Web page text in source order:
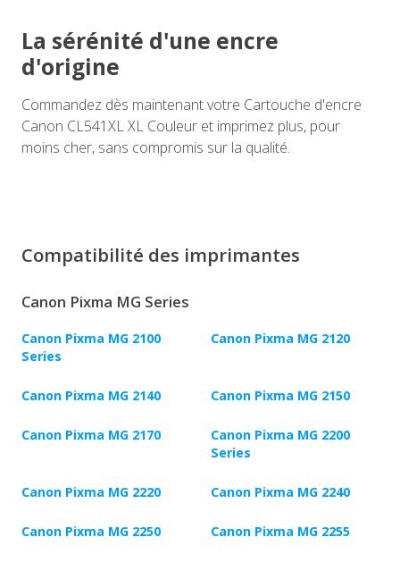
La sérénité d'une encre
d'origine
Commandez dès maintenant votre Cartouche d'encre
Canon CL541XL XL Couleur et imprimez plus, pour
moins cher, sans compromis sur la qualité.
Compatibilité des imprimantes
Canon Pixma MG Series
Canon Pixma MG 2100
Series
Canon Pixma MG 2120
Canon Pixma MG 2140 Canon Pixma MG 2150
Canon Pixma MG 2170
Canon Pixma MG 2200
Series
Canon Pixma MG 2220 Canon Pixma MG 2240
Canon Pixma MG 2250 Canon Pixma MG 2255